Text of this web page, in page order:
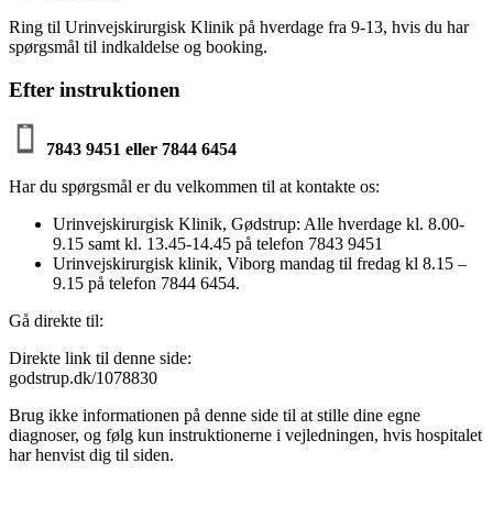
Ring til Urinvejskirurgisk Klinik på hverdage fra 9-13, hvis du har
spørgsmål til indkaldelse og booking.
Efter instruktionen
7843 9451 eller 7844 6454
Har du spørgsmål er du velkommen til at kontakte os:
Urinvejskirurgisk Klinik, Gødstrup: Alle hverdage kl. 8.00-
9.15 samt kl. 13.45-14.45 på telefon 7843 9451
Urinvejskirurgisk klinik, Viborg mandag til fredag kl 8.15 –
9.15 på telefon 7844 6454.
Gå direkte til:
Direkte link til denne side:
godstrup.dk/1078830
Brug ikke informationen på denne side til at stille dine egne
diagnoser, og følg kun instruktionerne i vejledningen, hvis hospitalet
har henvist dig til siden.